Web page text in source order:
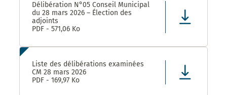
Délibération N°05 Conseil Municipal
du 28 mars 2026 – Élection des
adjoints
PDF - 571,06 Ko
Liste des délibérations examinées
CM 28 mars 2026
PDF - 169,97 Ko